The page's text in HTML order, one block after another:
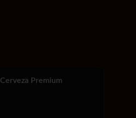
Cerveza Premium